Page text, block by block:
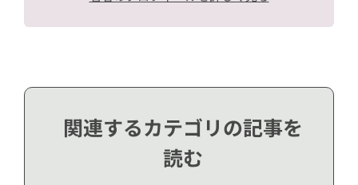
関連するカテゴリの記事を
読む